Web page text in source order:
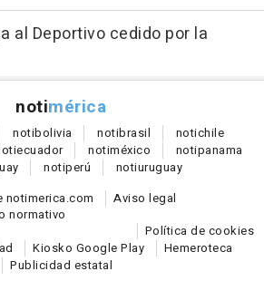
al Deportivo cedido por la
notimérica
notibolivia notibrasil notichile
ecuador notiméxico notipanama
notiperú notiuruguay
notimerica.com
Aviso legal
normativo
Política de cookies
Kiosko Google Play
Hemeroteca
Publicidad estatal